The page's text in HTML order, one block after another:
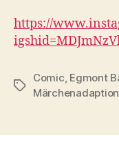
https://
Schlagwörter
Comic, Egmont
Märchenadaption